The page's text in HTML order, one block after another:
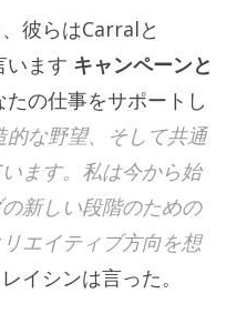
彼らはCarralと
います キャンペーンと
の仕事をサポートし
的な野望、そして共通
ます。私は今から始
新しい段階のための
エイティブ方向を想
レイシンは言った。